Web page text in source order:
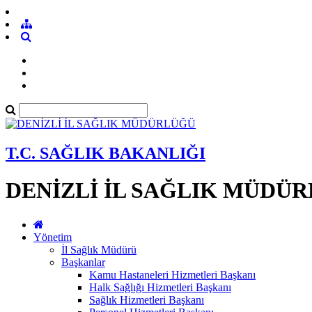
T.C. SAĞLIK BAKANLIĞI
DENİZLİ İL SAĞLIK
Yönetim
İl Sağlık Müdürü
Başkanlar
Kamu Hastaneleri Hizmetleri Başkanı
Halk Sağlığı Hizmetleri Başkanı
Sağlık Hizmetleri Başkanı